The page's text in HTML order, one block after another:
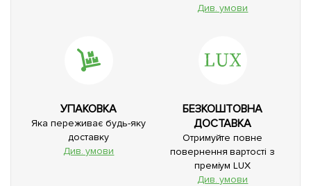
Див. умови
УПАКОВКА
Яка переживає будь-яку
доставку
Див. умови
БЕЗКОШТОВНА
ДОСТАВКА
Отримуйте повне
повернення вартості з
преміум LUX
Див. умови